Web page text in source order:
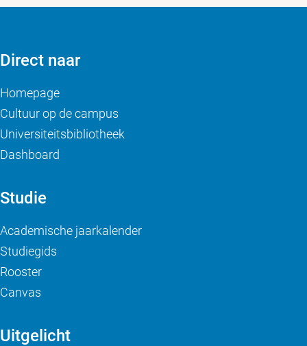
Direct naar
Homepage
Cultuur op de campus
Universiteitsbibliotheek
Dashboard
Studie
Academische jaarkalender
Studiegids
Rooster
Canvas
Uitgelicht